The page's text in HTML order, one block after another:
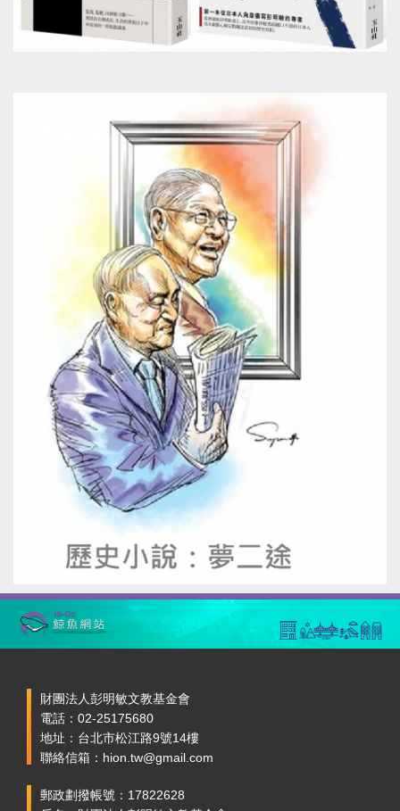
財團法人彭明敏文教基金會
電話：02-25175680
地址：台北市松江路9號14樓
聯絡信箱：hion.tw@gmail.com
郵政劃撥帳號：17822628